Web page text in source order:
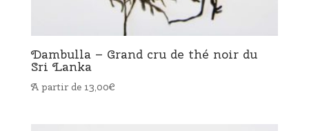
Dambulla – Grand cru de thé noir du
Sri Lanka
A partir de 13,00€